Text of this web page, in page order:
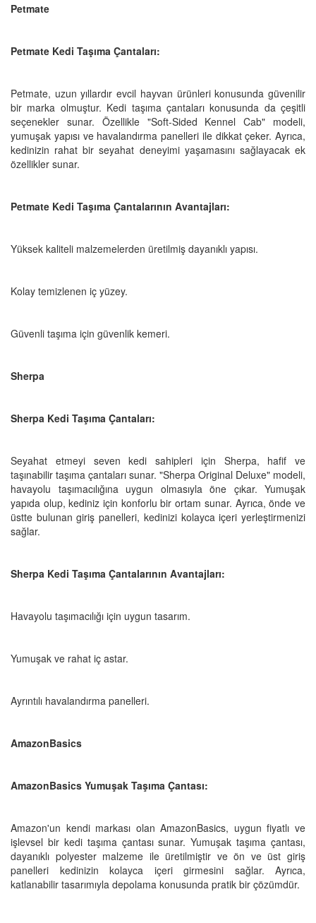
Petmate
Petmate Kedi Taşıma Çantaları:
Petmate, uzun yıllardır evcil hayvan ürünleri konusunda güvenilir
bir marka olmuştur. Kedi taşıma çantaları konusunda da çeşitli
seçenekler sunar. Özellikle "Soft-Sided Kennel Cab" modeli,
yumuşak yapısı ve havalandırma panelleri ile dikkat çeker. Ayrıca,
kedinizin rahat bir seyahat deneyimi yaşamasını sağlayacak ek
özellikler sunar.
Petmate Kedi Taşıma Çantalarının Avantajları:
Yüksek kaliteli malzemelerden üretilmiş dayanıklı yapısı.
Kolay temizlenen iç yüzey.
Güvenli taşıma için güvenlik kemeri.
Sherpa
Sherpa Kedi Taşıma Çantaları:
Seyahat etmeyi seven kedi sahipleri için Sherpa, hafif ve
taşınabilir taşıma çantaları sunar. "Sherpa Original Deluxe" modeli,
havayolu taşımacılığına uygun olmasıyla öne çıkar. Yumuşak
yapıda olup, kediniz için konforlu bir ortam sunar. Ayrıca, önde ve
üstte bulunan giriş panelleri, kedinizi kolayca içeri yerleştirmenizi
sağlar.
Sherpa Kedi Taşıma Çantalarının Avantajları:
Havayolu taşımacılığı için uygun tasarım.
Yumuşak ve rahat iç astar.
Ayrıntılı havalandırma panelleri.
AmazonBasics
AmazonBasics Yumuşak Taşıma Çantası:
Amazon'un kendi markası olan AmazonBasics, uygun fiyatlı ve
işlevsel bir kedi taşıma çantası sunar. Yumuşak taşıma çantası,
dayanıklı polyester malzeme ile üretilmiştir ve ön ve üst giriş
panelleri kedinizin kolayca içeri girmesini sağlar. Ayrıca,
katlanabilir tasarımıyla depolama konusunda pratik bir çözümdür.